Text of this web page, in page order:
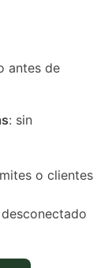
antes de
: sin
o clientes